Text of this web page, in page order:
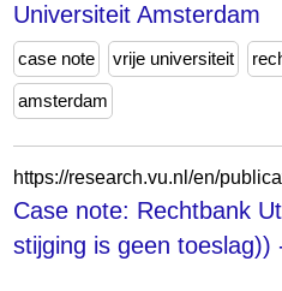
Universiteit Amsterdam
case note vrije universiteit
amsterdam
Case note: Rechtbank
stijging is geen toeslag))